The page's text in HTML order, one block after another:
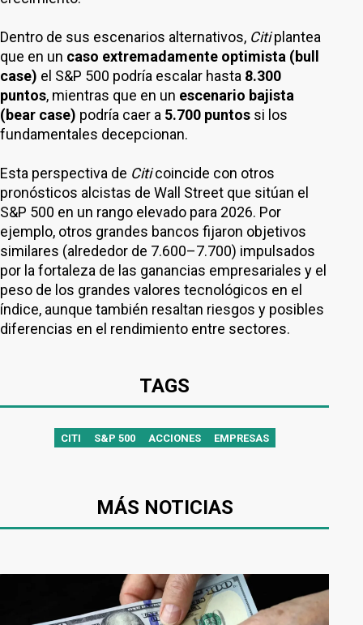
Dentro de sus escenarios alternativos, Citiplantea
que en un caso extremadamente optimista (bull
case) el S&P 500 podría escalar hasta 8.300
puntos, mientras que en un escenario bajista
(bear case) podría caer a 5.700 puntos si los
fundamentales decepcionan.
Esta perspectiva de Citicoincide con otros
pronósticos alcistas de Wall Street que sitúan el
S&P 500 en un rango elevado para 2026. Por
ejemplo, otros grandes bancos fijaron objetivos
similares (alrededor de 7.600–7.700) impulsados
por la fortaleza de las ganancias empresariales y el
peso de los grandes valores tecnológicos en el
índice, aunque también resaltan riesgos y posibles
diferencias en el rendimiento entre sectores.
TAGS
CITI S&P 500 ACCIONES EMPRESAS
MÁS NOTICIAS